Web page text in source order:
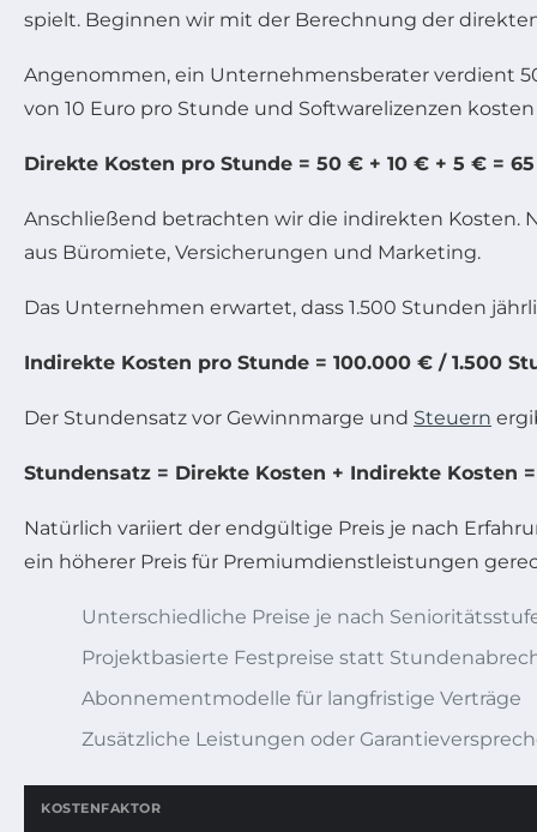
spielt. Beginnen wir mit der Berechnung der
Angenommen, ein Unternehmensberater verdient
von 10 Euro pro Stunde und Softwarelizenzen
Direkte Kosten pro Stunde = 50 € + 10 € + 5 € =
Anschließend betrachten wir die indirekten Kosten.
aus Büromiete, Versicherungen und Marketing.
Das Unternehmen erwartet, dass 1.500 Stunden
Indirekte Kosten pro Stunde = 100.000 € / 1.500
Der Stundensatz vor Gewinnmarge und Steuern
Stundensatz = Direkte Kosten + Indirekte Kosten =
Natürlich variiert der endgültige Preis je nach
ein höherer Preis für Premiumdienstleistungen
Unterschiedliche Preise je nach
Projektbasierte Festpreise statt
Abonnementmodelle für langfristige Verträge
Zusätzliche Leistungen oder
KOSTENFAKTOR